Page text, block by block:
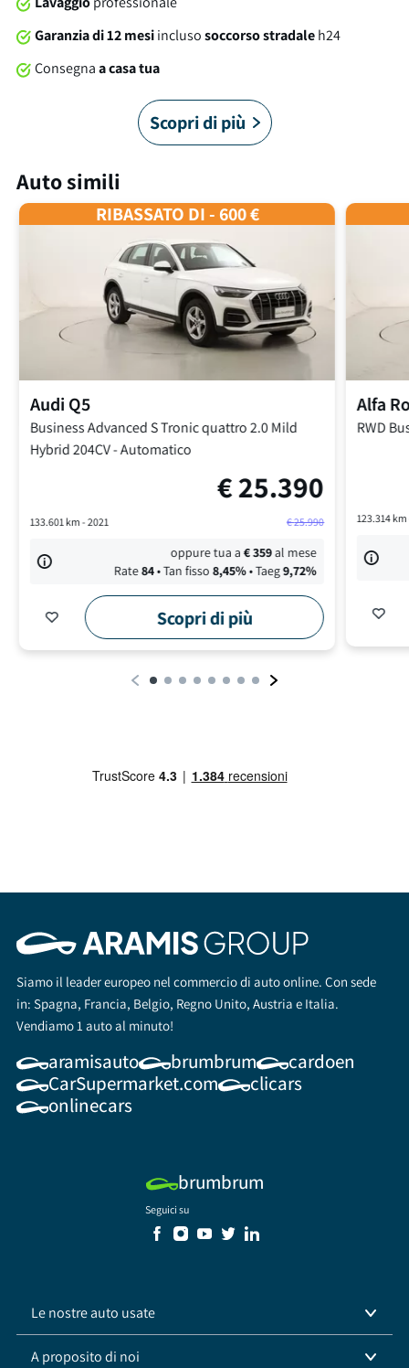
Garanzia di 12 mesiinclusosoccorso stradaleh24
Consegnaa casa tua
Scopri di più
Auto simili
RIBASSATO DI - 600 €
Audi Q5
Business Advanced S Tronic quattro2.0 Mild
Hybrid 204CV-Automatico
€25.390
133.601km - 2021 €25.990
oppure tua a€359al mese
Rate84• Tan fisso 8,45%• Taeg9,72%
Scopri di più
Alfa
RWD
123.314
Siamo il leader europeo nel commercio di auto online. Con sede
in: Spagna, Francia, Belgio, Regno Unito, Austria e Italia.
Vendiamo 1 auto al minuto!
aramisauto brumbrum
cardoen
CarSupermarket.com
clicars
onlinecars
brumbrum
Seguici su
Le nostre auto usate
A proposito di noi